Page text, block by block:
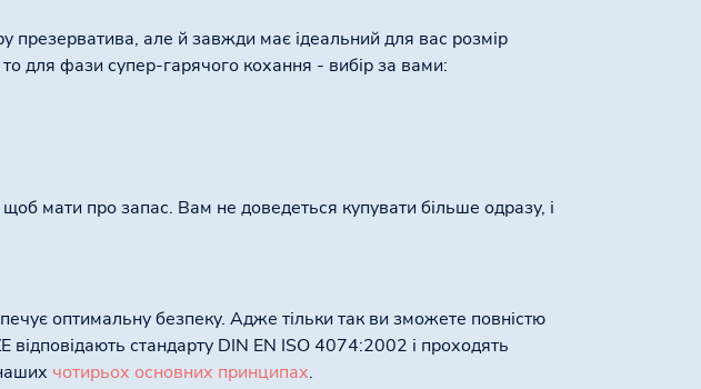
презерватива, але й завжди має ідеальний для вас розмір
для фази супер-гарячого кохання - вибір за вами:
мати про запас. Вам не доведеться купувати більше одразу, і
оптимальну безпеку. Адже тільки так ви зможете повністю
стандарту DIN EN ISO 4074:2002 і проходять
чотирьох основних принципах.